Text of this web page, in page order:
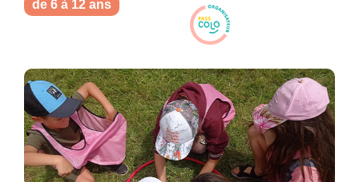
de 6 à 12 ans